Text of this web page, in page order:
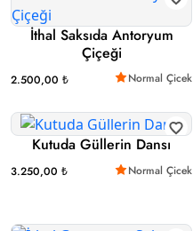
İthal Saksıda Antoryum
Çiçeği
2.500,00 ₺ Normal Çicek
Kutuda Güllerin Dansı
3.250,00 ₺ Normal Çicek